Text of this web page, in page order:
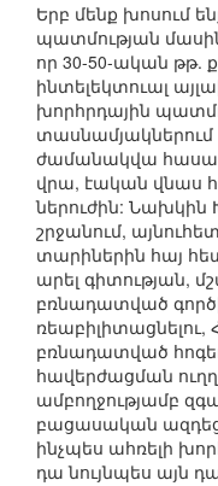
Երբ մենք խոսում
պատմության
որ 30-50-ական թթ.
ինտելեկտուալ
խորհրդային
ժամանակվա
վրա, էական վնաս
ներուժին: Նախկին
շրջանում,
տարիներին հայ
արել գիտության,
բռնադատված
բռնադատված
հավերժացման
ամբողջությամբ
բացասական
ինչպես ահռելի
դա նույնպես այն